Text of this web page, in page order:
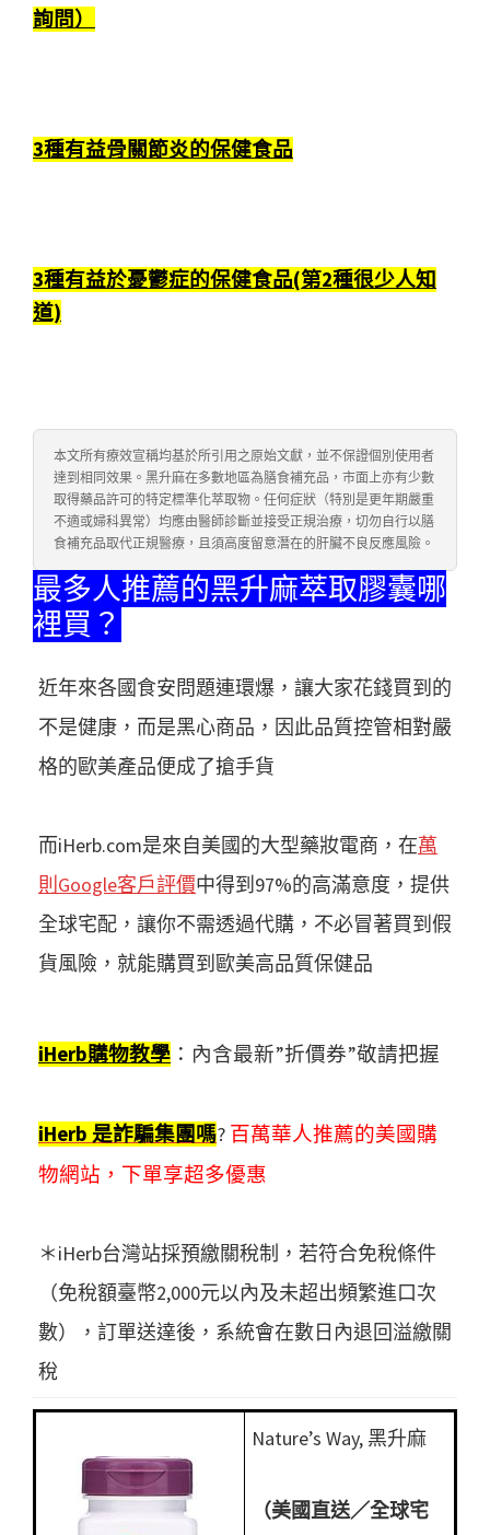
詢問）
3種有益骨關節炎的保健食品
3種有益於憂鬱症的保健食品(第2種很少人知
道)
本文所有療效宣稱均基於所引用之原始文獻，並不保證個別使用者
達到相同效果。黑升麻在多數地區為膳食補充品，市面上亦有少數
取得藥品許可的特定標準化萃取物。任何症狀（特別是更年期嚴重
不適或婦科異常）均應由醫師診斷並接受正規治療，切勿自行以膳
食補充品取代正規醫療，且須高度留意潛在的肝臟不良反應風險。
最多人推薦的黑升麻萃取膠囊哪
裡買？
近年來各國食安問題連環爆，讓大家花錢買到的
不是健康，而是黑心商品，因此品質控管相對嚴
格的歐美產品便成了搶手貨
而iHerb.com是來自美國的大型藥妝電商，在萬
則Google客戶評價中得到97%的高滿意度，提供
全球宅配，讓你不需透過代購，不必冒著買到假
貨風險，就能購買到歐美高品質保健品
iHerb購物教學 ：內含最新”折價券”敬請把握
iHerb 是詐騙集團嗎? 百萬華人推薦的美國購
物網站，下單享超多優惠
＊iHerb台灣站採預繳關稅制，若符合免稅條件
（免稅額臺幣2,000元以內及未超出頻繁進口次
數），訂單送達後，系統會在數日內退回溢繳關
稅
Nature’s Way, 黑升麻
（美國直送／全球宅